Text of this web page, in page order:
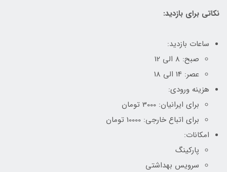
نکاتی برای بازدید:
ساعات بازدید:
صبح: 8 الی 12
عصر: 14 الی 18
هزینه ورودی:
برای ایرانیان: 3000 تومان
برای اتباع خارجی: 10000 تومان
امکانات:
پارکینگ
سرویس بهداشتی